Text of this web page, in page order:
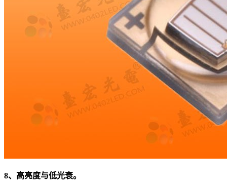
8、高亮度与低光衰。